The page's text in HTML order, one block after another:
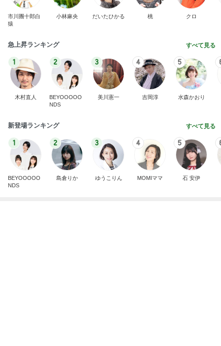
市川團十郎白
猿
小林麻央 だいたひかる 桃 クロ
急上昇ランキング すべて見る
1
木村直人
2
BEYOOOOO
NDS
3
美川憲一
4
吉岡淳
5
水森かおり
新登場ランキング すべて見る
1
BEYOOOOO
NDS
2
島倉りか
3
ゆうこりん
4
MOMIママ
5
石 安伊